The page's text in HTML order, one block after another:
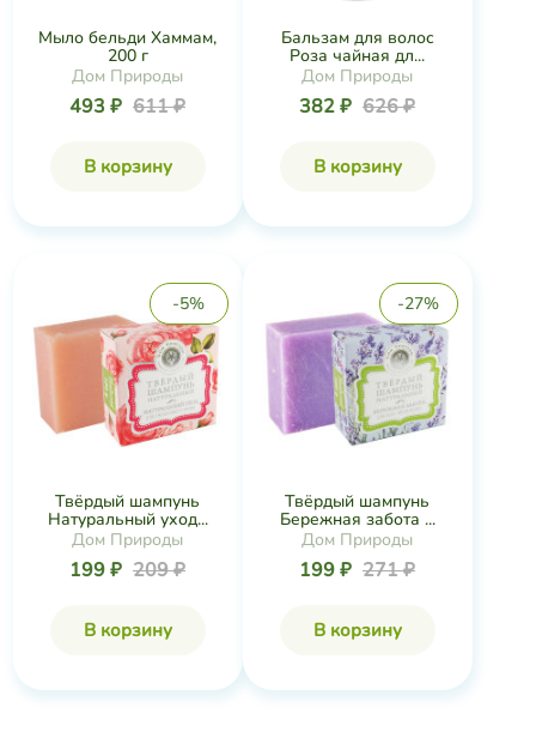
Мыло бельди Хаммам,
200 г
Дом Природы
493 ₽ 611 ₽
В корзину
Бальзам для волос
Роза чайная дл...
Дом Природы
382 ₽ 626 ₽
В корзину
-5%
Твёрдый шампунь
Натуральный уход...
Дом Природы
199 ₽ 209 ₽
В корзину
-27%
Твёрдый шампунь
Бережная забота ...
Дом Природы
199 ₽ 271 ₽
В корзину